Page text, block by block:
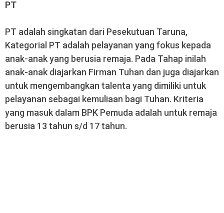
PT
PT adalah singkatan dari Pesekutuan Taruna,
Kategorial PT adalah pelayanan yang fokus kepada
anak-anak yang berusia remaja. Pada Tahap inilah
anak-anak diajarkan Firman Tuhan dan juga diajarkan
untuk mengembangkan talenta yang dimiliki untuk
pelayanan sebagai kemuliaan bagi Tuhan. Kriteria
yang masuk dalam BPK Pemuda adalah untuk remaja
berusia 13 tahun s/d 17 tahun.